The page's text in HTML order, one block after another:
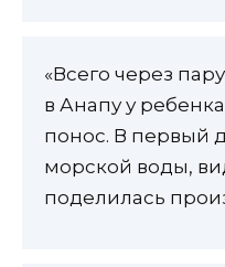
«Всего через
в Анапу у
понос. В первый
морской воды,
поделилась